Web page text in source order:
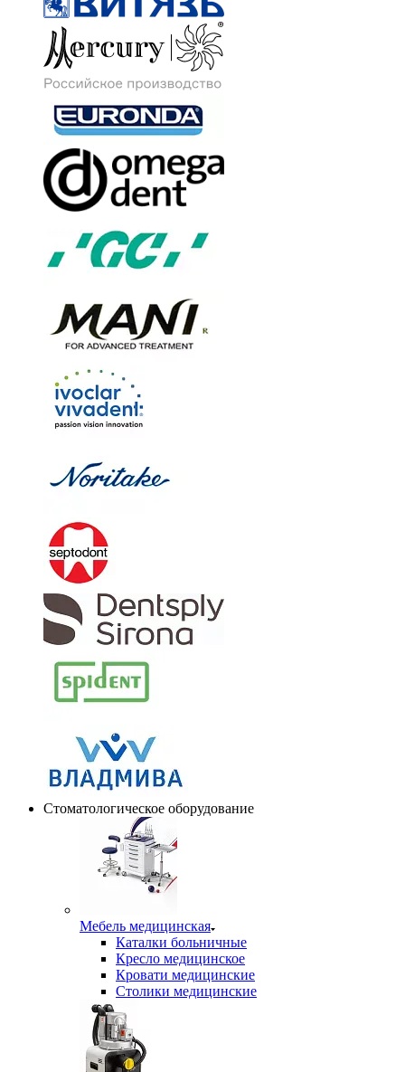
Стоматологическое оборудование
Мебель медицинская
Каталки больничные
Кресло медицинское
Кровати медицинские
Столики медицинские